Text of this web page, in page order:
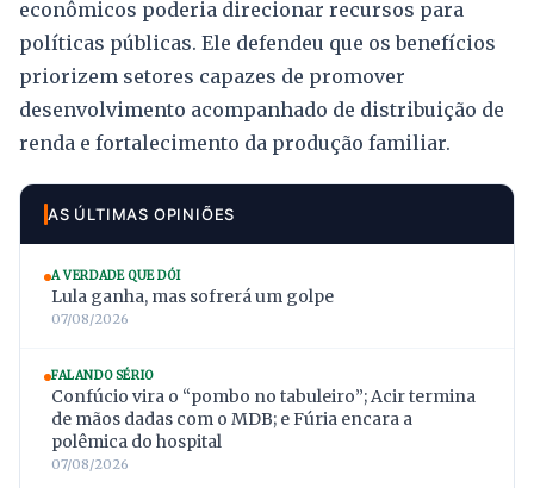
econômicos poderia direcionar recursos para
políticas públicas. Ele defendeu que os benefícios
priorizem setores capazes de promover
desenvolvimento acompanhado de distribuição de
renda e fortalecimento da produção familiar.
AS ÚLTIMAS OPINIÕES
A VERDADE QUE DÓI
Lula ganha, mas sofrerá um golpe
07/08/2026
FALANDO SÉRIO
Confúcio vira o “pombo no tabuleiro”; Acir termina
de mãos dadas com o MDB; e Fúria encara a
polêmica do hospital
07/08/2026